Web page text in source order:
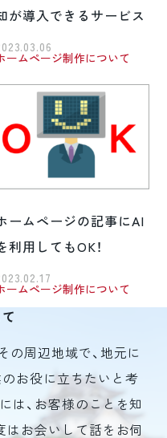
が導入できるサービス
ームページ制作について
ームページの記事にAI
利用してもOK！
ームページ制作について
の周辺地域で、地元に
お役に立ちたいと考
は、お客様のことを知
はお会いして話をお伺